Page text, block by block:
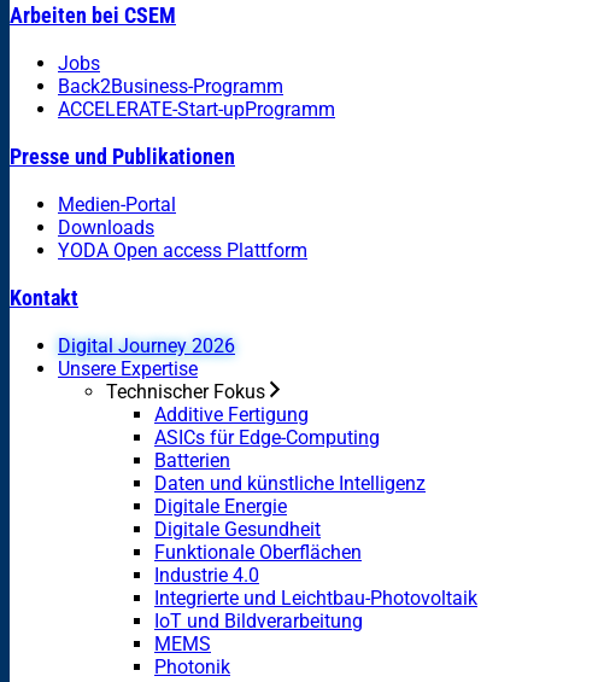
Arbeiten bei CSEM
Jobs
Back2Business-Programm
ACCELERATE-Start-upProgramm
Presse und Publikationen
Medien-Portal
Downloads
YODA Open access Plattform
Kontakt
Digital Journey 2026
Unsere Expertise
Technischer Fokus
Additive Fertigung
ASICs für Edge-Computing
Batterien
Daten und künstliche Intelligenz
Digitale Energie
Digitale Gesundheit
Funktionale Oberflächen
Industrie 4.0
Integrierte und Leichtbau-Photovoltaik
IoT und Bildverarbeitung
MEMS
Photonik